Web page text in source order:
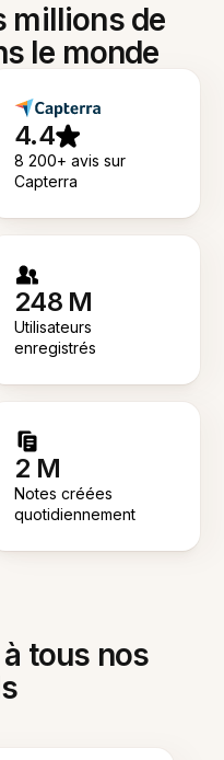
millions de
le monde
4.4
8 200+ avis sur
Capterra
248 M
Utilisateurs
enregistrés
2 M
Notes créées
quotidiennement
tous nos